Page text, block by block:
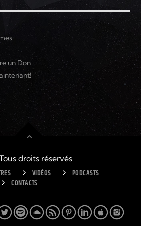
un Don
droits réservés
VIDÉOS
PODCASTS
CONTACTS